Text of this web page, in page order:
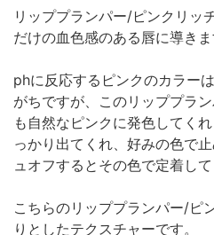
リッププランパー/ピンクリッ
だけの血色感のある唇に導きま
phに反応するピンクのカラー
がちですが、このリッププラ
も自然なピンクに発色してく
っかり出てくれ、好みの色で
ュオフするとその色で定着して
こちらのリッププランパー/ピ
りとしたテクスチャーです。